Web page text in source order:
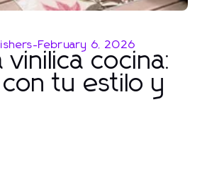
-February 6, 2026
cocina:
tu estilo y